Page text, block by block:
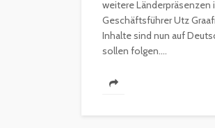
weitere Länderpräsenzen
Geschäftsführer Utz
Inhalte sind nun auf
sollen folgen....
Wie